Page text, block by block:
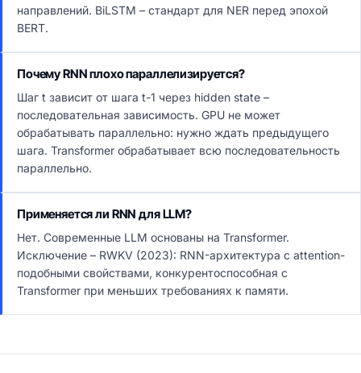
направлений. BiLSTM – стандарт для NER перед эпохой
BERT.
Почему RNN плохо параллелизируется?
Шаг t зависит от шага t-1 через hidden state –
последовательная зависимость. GPU не может
обрабатывать параллельно: нужно ждать предыдущего
шага. Transformer обрабатывает всю последовательность
параллельно.
Применяется ли RNN для LLM?
Нет. Современные LLM основаны на Transformer.
Исключение – RWKV (2023): RNN-архитектура с attention-
подобными свойствами, конкурентоспособная с
Transformer при меньших требованиях к памяти.